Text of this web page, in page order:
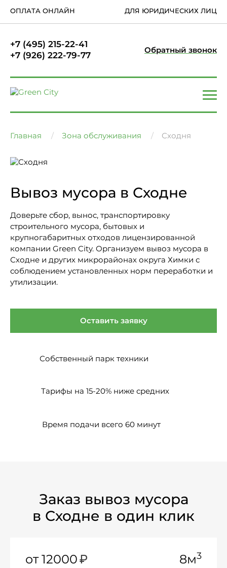
ОПЛАТА ОНЛАЙН ДЛЯ ЮРИДИЧЕСКИХ ЛИЦ
+7 (495) 215-22-41
+7 (926) 222-79-77
Обратный звонок
Главная Зона обслуживания Сходня
Вывоз мусора в Сходне
Доверьте сбор, вынос, транспортировку
строительного мусора, бытовых и
крупногабаритных отходов лицензированной
компании Green City. Организуем вывоз мусора в
Сходне и других микрорайонах округа Химки с
соблюдением установленных норм переработки и
утилизации.
Оставить заявку
Собственный парк техники
Тарифы на 15-20% ниже средних
Время подачи всего 60 минут
Заказ вывоз мусора
в Сходне в один клик
от 12000 ₽ 8м3